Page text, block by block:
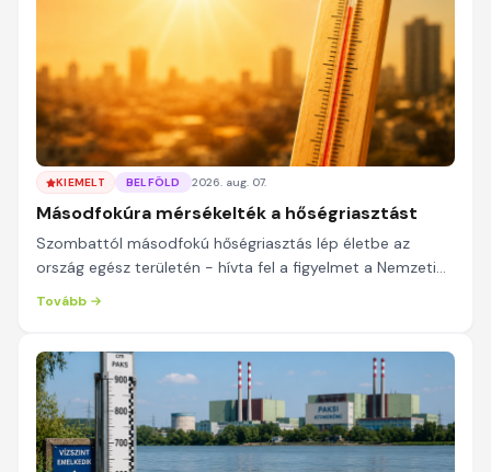
KIEMELT BELFÖLD 2026. aug. 07.
Másodfokúra mérsékelték a hőségriasztást
Szombattól másodfokú hőségriasztás lép életbe az
ország egész területén - hívta fel a figyelmet a Nemzeti
Népegészségügyi és Gyógyszerészeti Központ, ...
Tovább